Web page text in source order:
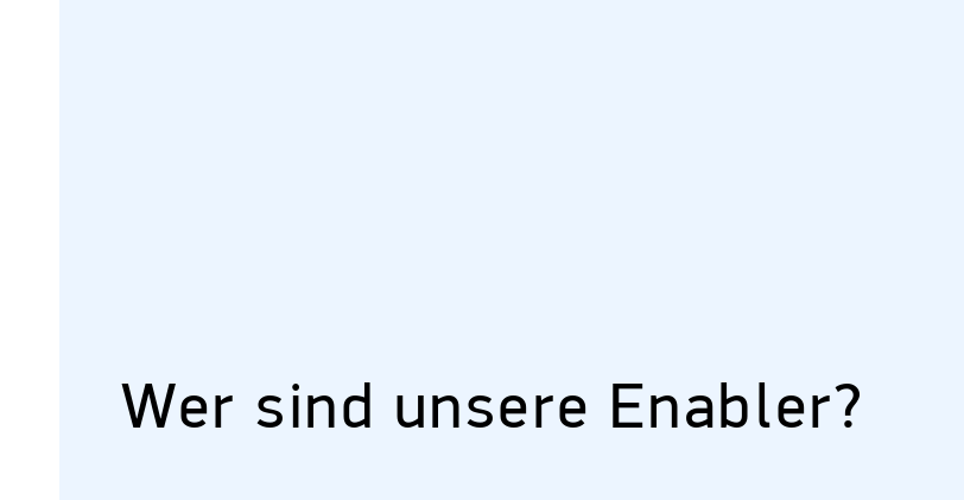
Wer sind unsere Enabler?